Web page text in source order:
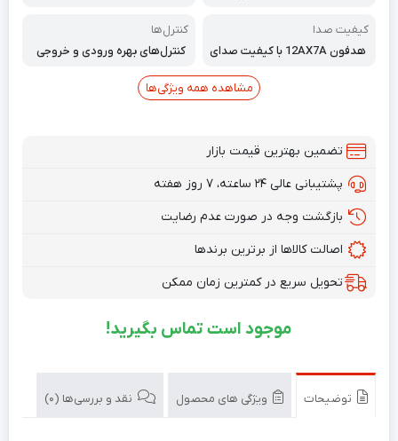
کیفیت صدا
هدفون 12AX7A با کیفیت صدای
کنترل‌ها
کنترل‌های بهره ورودی و خروجی
مشاهده همه ویژگی‌ها
تضمین بهترین قیمت بازار
پشتیبانی عالی ۲۴ ساعته، ۷ روز هفته
بازگشت وجه در صورت عدم رضایت
اصالت کالاها از برترین برندها
تحویل سریع در کمترین زمان ممکن
موجود است تماس بگیرید!
توضیحات ویژگی های محصول نقد و بررسی‌ها (0)